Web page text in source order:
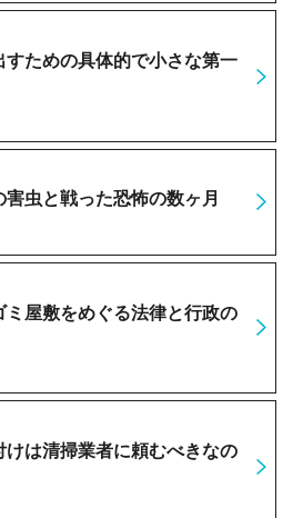
すための具体的で小さな第一
虫と戦った恐怖の数ヶ月
ミ屋敷をめぐる法律と行政の
は清掃業者に頼むべきなの